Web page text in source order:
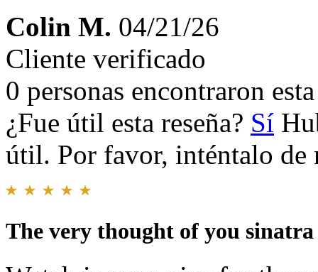
Colin M. 04/21/26
Cliente verificado
0 personas encontraron
¿Fue útil esta reseña? Sí
útil. Por favor, inténtalo de
The very thought of you sinatra